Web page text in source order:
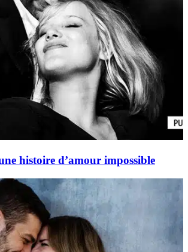
histoire d’amour impossible